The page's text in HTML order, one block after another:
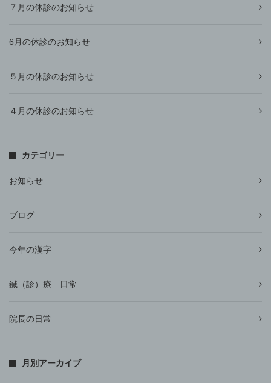
７月の休診のお知らせ
6月の休診のお知らせ
５月の休診のお知らせ
４月の休診のお知らせ
カテゴリー
お知らせ
ブログ
今年の漢字
鍼（診）療 日常
院長の日常
月別アーカイブ